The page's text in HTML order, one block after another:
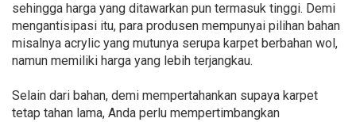
sehingga harga yang ditawarkan pun termasuk tinggi. Demi
mengantisipasi itu, para produsen mempunyai pilihan bahan
misalnya acrylic yang mutunya serupa karpet berbahan wol,
namun memiliki harga yang lebih terjangkau.
Selain dari bahan, demi mempertahankan supaya karpet
tetap tahan lama, Anda perlu mempertimbangkan